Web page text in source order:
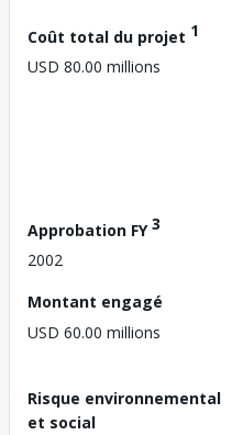
Coût total du projet 1
USD 80.00 millions
Approbation FY3
2002
Montant engagé
USD 60.00 millions
Risque environnemental
et social